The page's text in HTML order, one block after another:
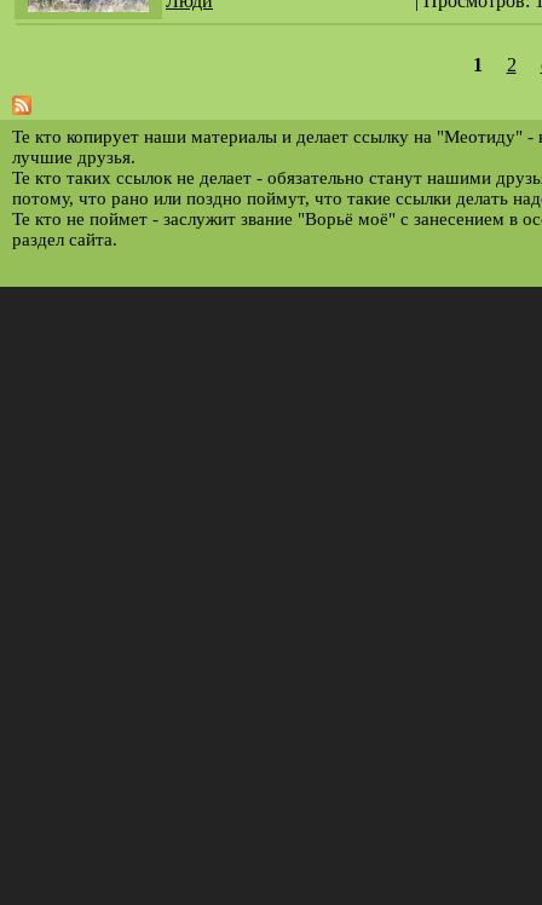
т
р
а
н
и
1 2
Те кто копирует наши материалы и делает ссылку на "Меотиду" -
лучшие друзья.
Те кто таких ссылок не делает - обязательно станут нашими
потому, что рано или поздно поймут, что такие ссылки делать
Те кто не поймет - заслужит звание "Ворьё моё" с занесением в
раздел сайта.